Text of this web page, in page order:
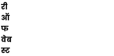
री
ऑ
फ
वेब
स्ट